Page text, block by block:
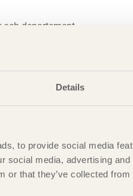
Details
to provide social media
social media, advertising
or that they’ve collected
departement.